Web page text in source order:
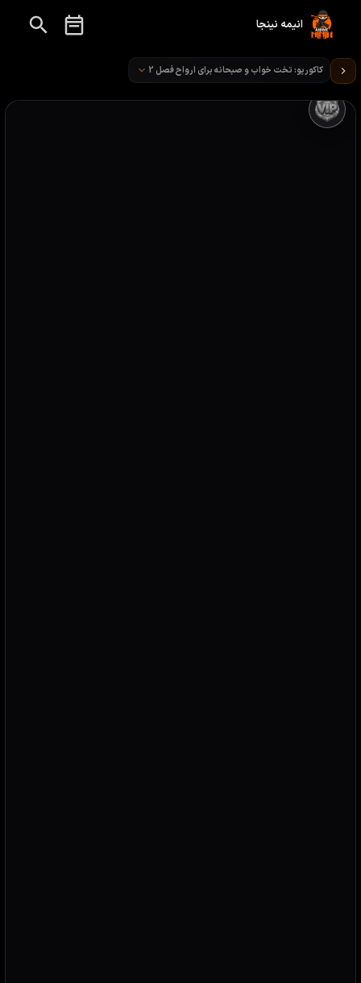
انیمه نینجا
تماشای انیمه کاکوریو: تخت خواب و صبحانه برای ارواح قسمت 2
کاکوریو: تخت خواب و صبحانه برای ارواح فصل 2